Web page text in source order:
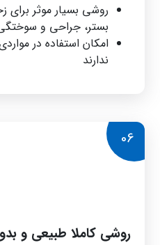
روشی بسیار موثر برای
بستر، جراحی و
امکان استفاده در
ندارند
06
روشی کاملا طبیعی و